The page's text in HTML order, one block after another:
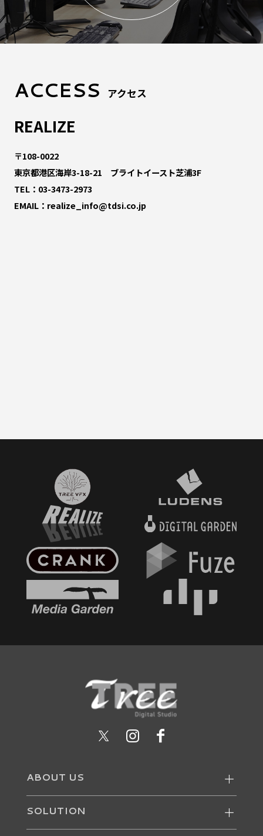
ACCESS アクセス
REALIZE
〒108-0022
東京都港区海岸3-18-21 ブライトイースト芝浦3F
TEL： 03-3473-2973
EMAIL： realize_info@tdsi.co.jp
ABOUT US
SOLUTION